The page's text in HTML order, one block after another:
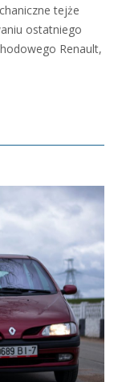
tejże
ostatniego
Renault,